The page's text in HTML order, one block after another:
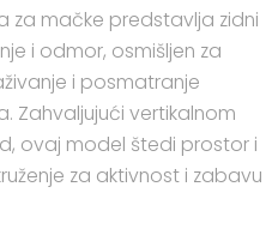
za mačke predstavlja zidni
i odmor, osmišljen za
i posmatranje
Zahvaljujući vertikalnom
ovaj model štedi prostor i
za aktivnost i zabavu